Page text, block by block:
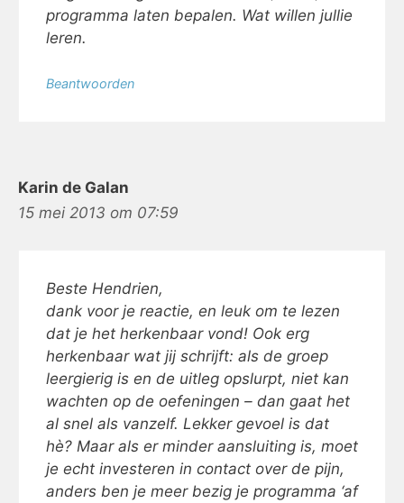
programma laten bepalen. Wat willen jullie
leren.
Beantwoorden
Karin de Galan
15 mei 2013 om 07:59
Beste Hendrien,
dank voor je reactie, en leuk om te lezen
dat je het herkenbaar vond! Ook erg
herkenbaar wat jij schrijft: als de groep
leergierig is en de uitleg opslurpt, niet kan
wachten op de oefeningen – dan gaat het
al snel als vanzelf. Lekker gevoel is dat
hè? Maar als er minder aansluiting is, moet
je echt investeren in contact over de pijn,
anders ben je meer bezig je programma ‘af